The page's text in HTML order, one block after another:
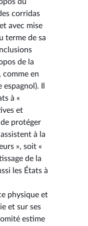
corridas
avec mise
terme de sa
de la
comme en
espagnol). Il
à «
et
protéger
à la
», soit «
de la
les États à
physique et
et sur ses
estime